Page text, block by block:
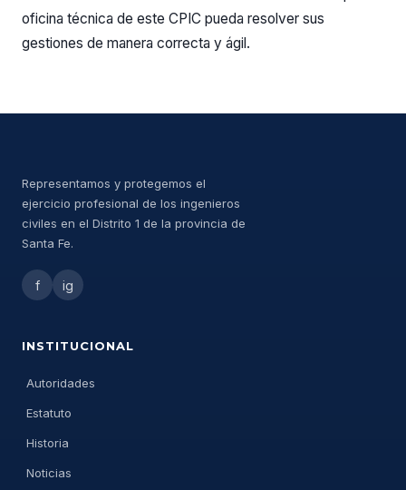
oficina técnica de este CPIC pueda resolver sus
gestiones de manera correcta y ágil.
Representamos y protegemos el
ejercicio profesional de los ingenieros
civiles en el Distrito 1 de la provincia de
Santa Fe.
f ig
INSTITUCIONAL
Autoridades
Estatuto
Historia
Noticias